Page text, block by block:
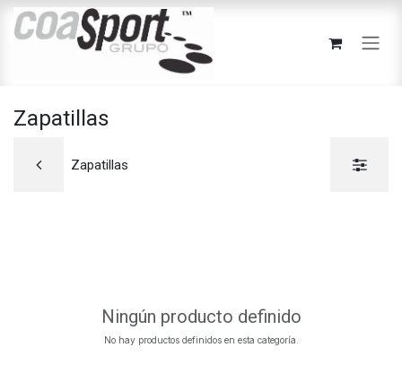
Ir al contenido
Zapatillas
Zapatillas
Ningún producto definido
No hay productos definidos en esta categoría.